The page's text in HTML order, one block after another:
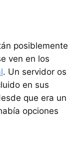
posiblemente
ven en los
. Un servidor os
en sus
que era un
opciones